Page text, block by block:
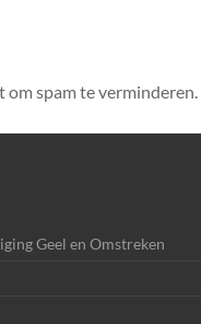
spam te verminderen.
Geel en Omstreken